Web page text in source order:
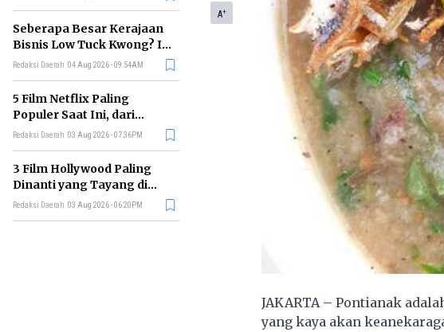
Seberapa Besar Kerajaan
Bisnis Low Tuck Kwong? Ini
Pohon Usaha Pemilik BYAN
Redaksi Daerah 04 Aug 2026 - 09:54AM
5 Film Netflix Paling
Populer Saat Ini, dari
Thriller hingga Drama Seru
Redaksi Daerah 03 Aug 2026 - 07:36PM
3 Film Hollywood Paling
Dinanti yang Tayang di
Bioskop Agustus 2026
Redaksi Daerah 03 Aug 2026 - 06:20PM
A+
JAKARTA – Pontianak
yang kaya akan